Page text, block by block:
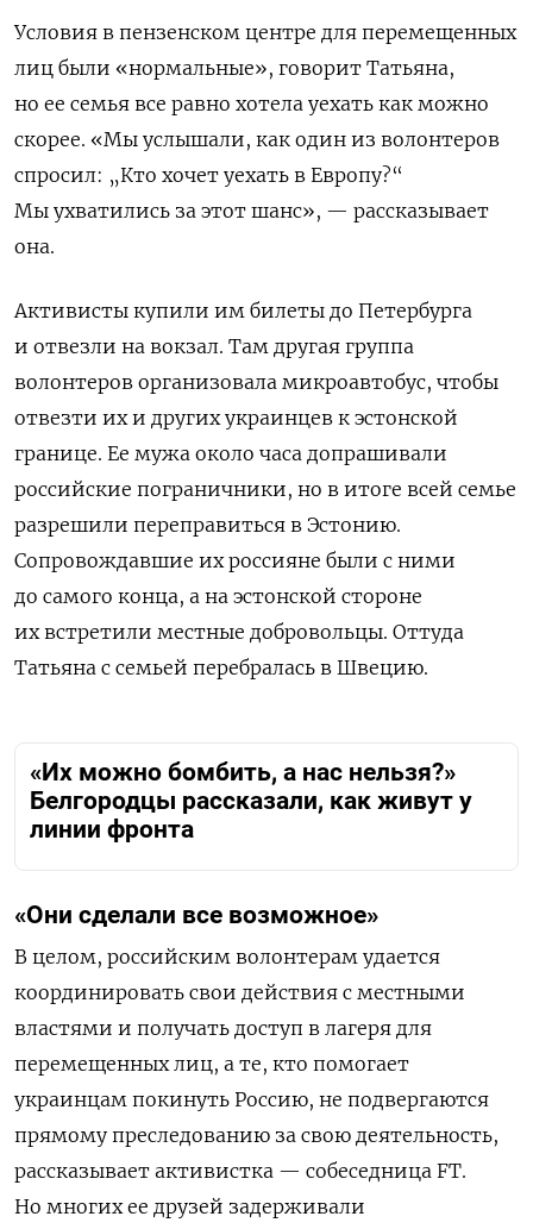
Условия в пензенском центре для перемещенных
лиц были «нормальные», говорит Татьяна,
но ее семья все равно хотела уехать как можно
скорее. «Мы услышали, как один из волонтеров
спросил: „Кто хочет уехать в Европу?“
Мы ухватились за этот шанс», — рассказывает
она.
Активисты купили им билеты до Петербурга
и отвезли на вокзал. Там другая группа
волонтеров организовала микроавтобус, чтобы
отвезти их и других украинцев к эстонской
границе. Ее мужа около часа допрашивали
российские пограничники, но в итоге всей семье
разрешили переправиться в Эстонию.
Сопровождавшие их россияне были с ними
до самого конца, а на эстонской стороне
их встретили местные добровольцы. Оттуда
Татьяна с семьей перебралась в Швецию.
«Их можно бомбить, а нас нельзя?»
Белгородцы рассказали, как живут у
линии фронта
«Они сделали все возможное»
В целом, российским волонтерам удается
координировать свои действия с местными
властями и получать доступ в лагеря для
перемещенных лиц, а те, кто помогает
украинцам покинуть Россию, не подвергаются
прямому преследованию за свою деятельность,
рассказывает активистка — собеседница FT.
Но многих ее друзей задерживали